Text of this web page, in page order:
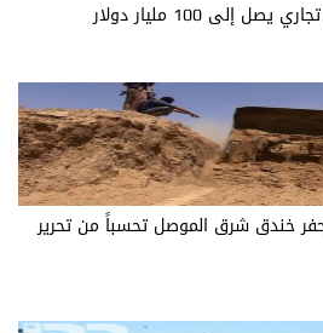
100 مليار دولار
خندق شرق الموصل تحسباً من تحرير